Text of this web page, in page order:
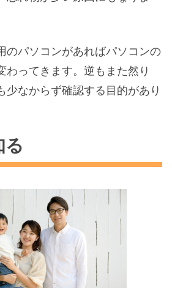
のパソコンがあればパソコンの
わってきます。逆もまた然り
少なからず確認する目的があり
る